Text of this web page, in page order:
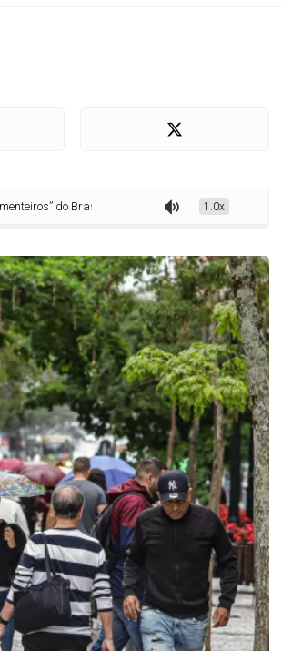
Brasil, aponta IBGE 1.0x